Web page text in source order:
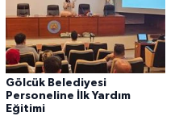
Gölcük Belediyesi
Personeline İlk Yardım
Eğitimi